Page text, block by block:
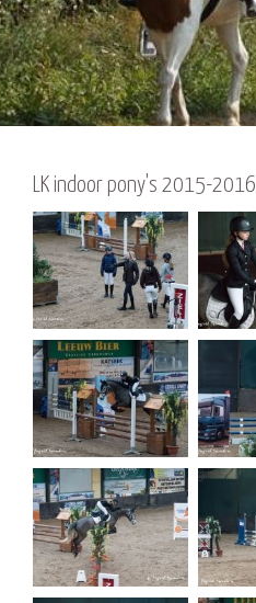
LK indoor pony's 2015-2016